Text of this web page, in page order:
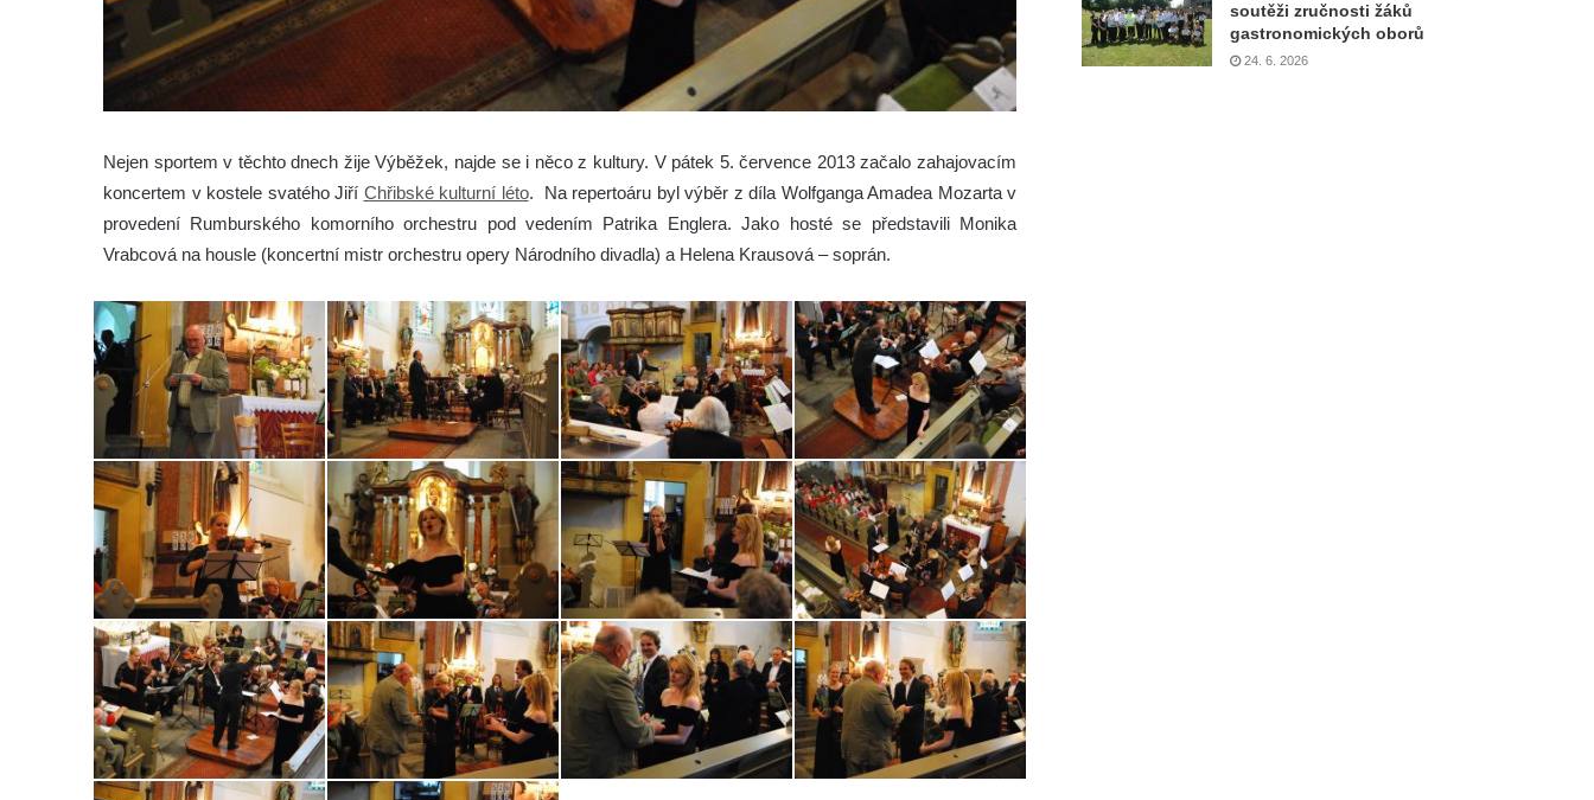
Nejen sportem v těchto dnech žije Výběžek, najde se i něco z kultury. V pátek 5. července 2013 začalo zahajovacím
koncertem v kostele svatého Jiří Chřibské kulturní léto. Na repertoáru byl výběr z díla Wolfganga Amadea Mozarta v
provedení Rumburského komorního orchestru pod vedením Patrika Englera. Jako hosté se představili Monika
Vrabcová na housle (koncertní mistr orchestru opery Národního divadla) a Helena Krausová – soprán.
soutěži zručnosti žáků
gastronomických oborů
24. 6. 2026